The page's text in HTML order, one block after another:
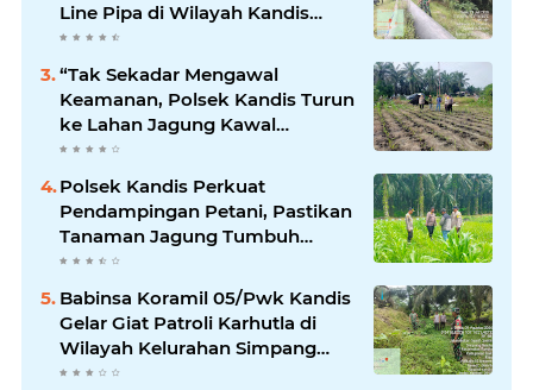
Line Pipa di Wilayah Kandis
Kandis
“Tak Sekadar Mengawal
Keamanan, Polsek Kandis Turun
ke Lahan Jagung Kawal
Ketahanan Pangan
Polsek Kandis Perkuat
Pendampingan Petani, Pastikan
Tanaman Jagung Tumbuh
Optimal Dukung Swasembada
Pangan Nasional
Babinsa Koramil 05/Pwk Kandis
Gelar Giat Patroli Karhutla di
Wilayah Kelurahan Simpang
Belutu